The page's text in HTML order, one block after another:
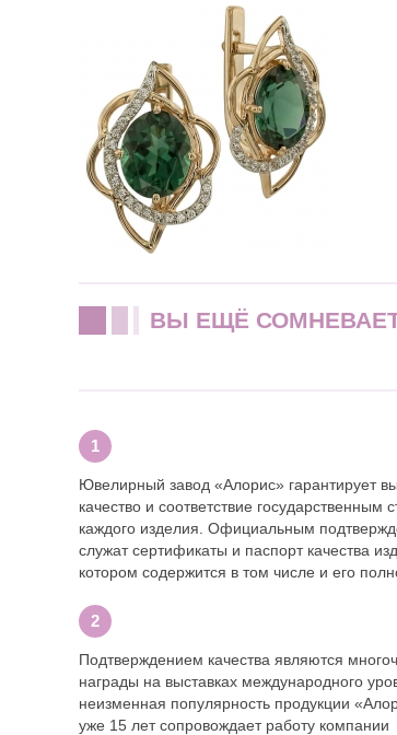
ВЫ ЕЩЁ
Ювелирный завод «Алорис» гарантирует
качество и соответствие государственным
каждого изделия. Официальным
служат сертификаты и паспорт качества
котором содержится в том числе и его
Подтверждением качества являются
награды на выставках международного
неизменная популярность продукции
уже 15 лет сопровождает работу компании